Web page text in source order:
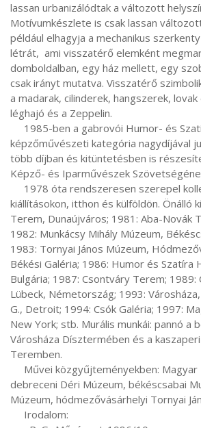
lassan urbanizálódtak a változott
Motívumkészlete is csak lassan
például elhagyja a mechanikus
létrát,  ami visszatérő elemként
domboldalban, egy ház mellett, egy
csak irányt mutatva. Visszatérő
a madarak, cilinderek, hangszerek, lovak
léghajó és a Zeppelin.
képzőművészeti kategória nagydíjával
több díjban és kitüntetésben is
Képző- és Iparművészek
kiállításokon, itthon és külföldön. Önálló
Terem, Dunaújváros; 1981: Aba-Novák
1982: Munkácsy Mihály Múzeum,
1983: Tornyai János Múzeum,
Békési Galéria; 1986: Humor és Szatíra
Bulgária; 1987: Csontváry Terem; 1989:
Lübeck, Németország; 1993:
G., Detroit; 1994: Csók Galéria; 1997:
New York; stb. Murális munkái: pannó a
Városháza Dísztermében és a
Teremben.
debreceni Déri Múzeum, békéscsabai
Múzeum, hódmezővásárhelyi Tornyai